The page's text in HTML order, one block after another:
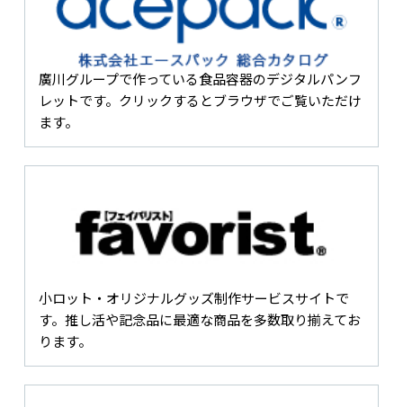
廣川グループで作っている食品容器のデジタルパンフ
レットです。クリックするとブラウザでご覧いただけ
ます。
小ロット・オリジナルグッズ制作サービスサイトで
す。推し活や記念品に最適な商品を多数取り揃えてお
ります。